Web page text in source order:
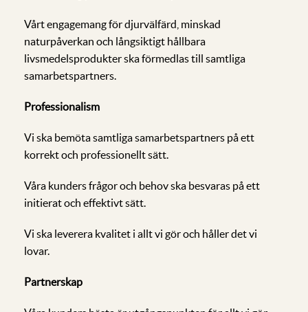
Vårt engagemang för djurvälfärd, minskad
naturpåverkan och långsiktigt hållbara
livsmedelsprodukter ska förmedlas till samtliga
samarbetspartners.
Professionalism
Vi ska bemöta samtliga samarbetspartners på ett
korrekt och professionellt sätt.
Våra kunders frågor och behov ska besvaras på ett
initierat och effektivt sätt.
Vi ska leverera kvalitet i allt vi gör och håller det vi
lovar.
Partnerskap